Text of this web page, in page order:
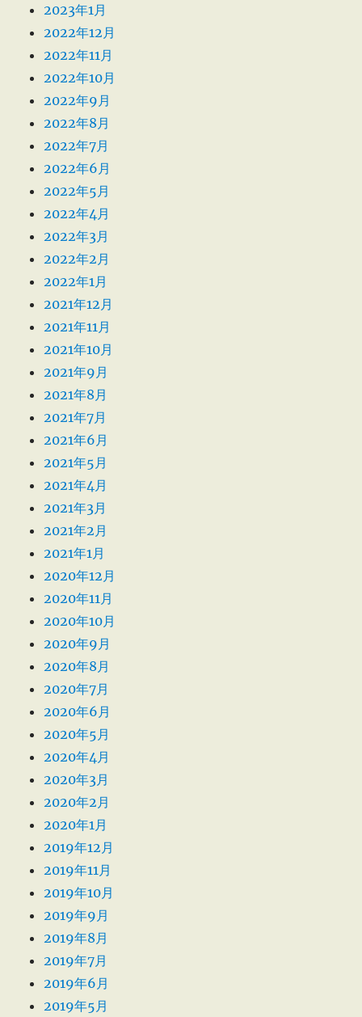
2023年1月
2022年12月
2022年11月
2022年10月
2022年9月
2022年8月
2022年7月
2022年6月
2022年5月
2022年4月
2022年3月
2022年2月
2022年1月
2021年12月
2021年11月
2021年10月
2021年9月
2021年8月
2021年7月
2021年6月
2021年5月
2021年4月
2021年3月
2021年2月
2021年1月
2020年12月
2020年11月
2020年10月
2020年9月
2020年8月
2020年7月
2020年6月
2020年5月
2020年4月
2020年3月
2020年2月
2020年1月
2019年12月
2019年11月
2019年10月
2019年9月
2019年8月
2019年7月
2019年6月
2019年5月